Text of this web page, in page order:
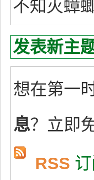
不知灭蟑
发表新主
想在第一
息？立即
RSS